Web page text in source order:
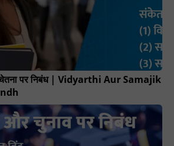
चेतना पर निबंध | Vidyarthi Aur Samajik